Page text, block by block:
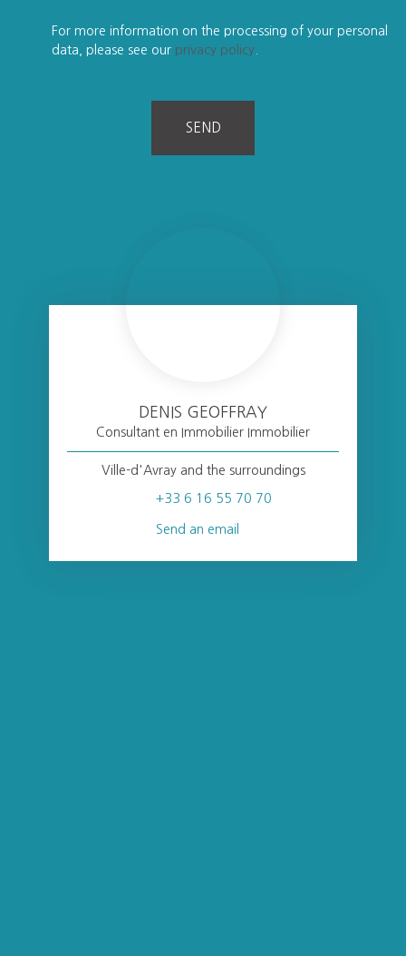
For more information on the processing of your personal
data, please see our privacy policy
SEND
DENIS GEOFFRAY
Consultant en Immobilier Immobilier
Ville-d'Avray and the surroundings
+33 6 16 55 70 70
Send an email